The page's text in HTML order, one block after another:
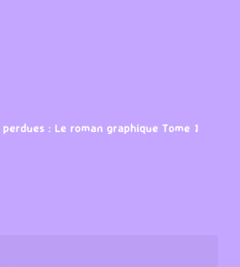
: Le roman graphique Tome 1